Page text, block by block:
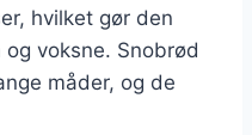
hvilket gør den
voksne. Snobrød
måder, og de